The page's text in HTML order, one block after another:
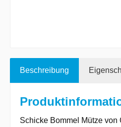
Beschreibung
Schicke Bommel Mütze von